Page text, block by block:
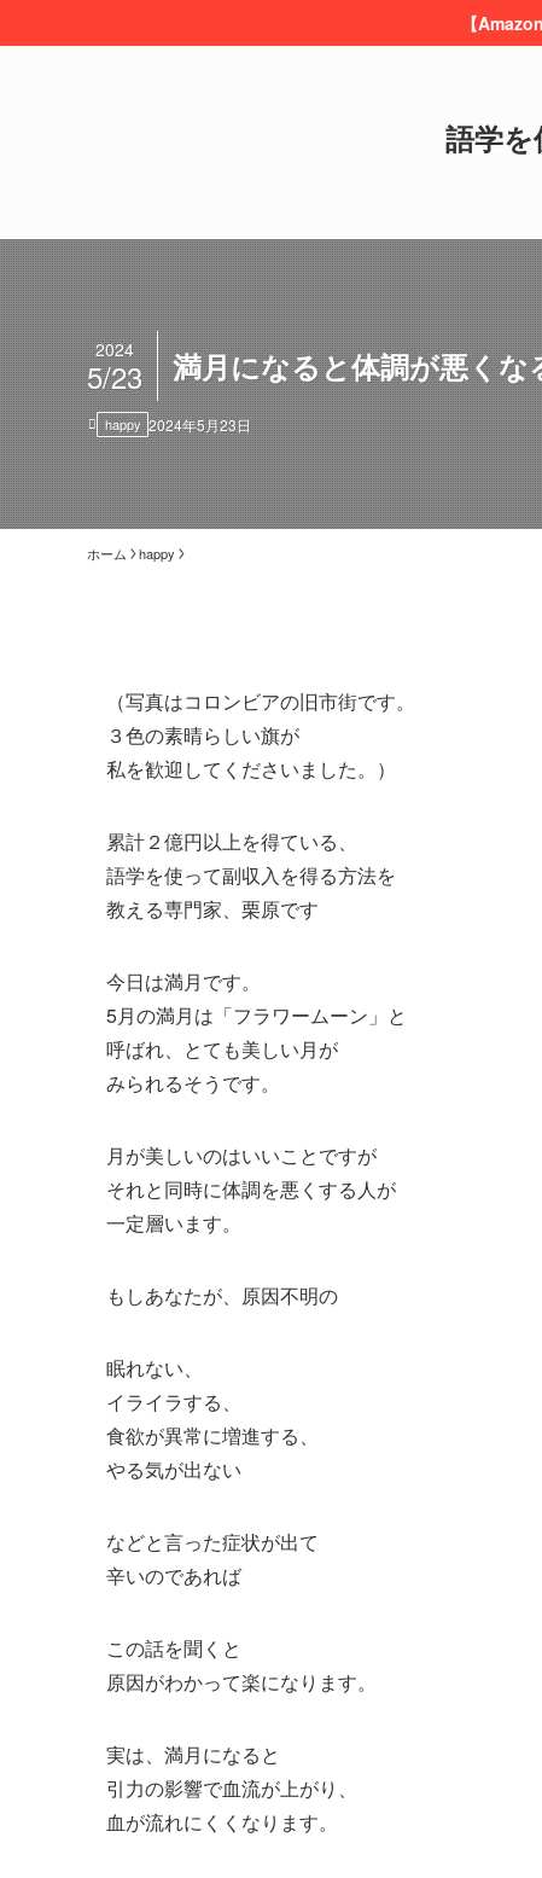
【
語学
満月になると体調が悪くな
2024
5/23
happy 2024年5月23日
ホーム happy
（写真はコロンビアの旧市街です。
３色の素晴らしい旗が
私を歓迎してくださいました。）
累計２億円以上を得ている、
語学を使って副収入を得る方法を
教える専門家、栗原です
今日は満月です。
5月の満月は「フラワームーン」と
呼ばれ、とても美しい月が
みられるそうです。
月が美しいのはいいことですが
それと同時に体調を悪くする人が
一定層います。
もしあなたが、原因不明の
眠れない、
イライラする、
食欲が異常に増進する、
やる気が出ない
などと言った症状が出て
辛いのであれば
この話を聞くと
原因がわかって楽になります。
実は、満月になると
引力の影響で血流が上がり、
血が流れにくくなります。